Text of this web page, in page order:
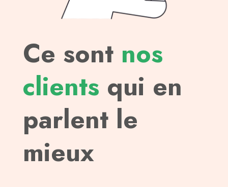
Ce sont nos
clients qui en
parlent le
mieux